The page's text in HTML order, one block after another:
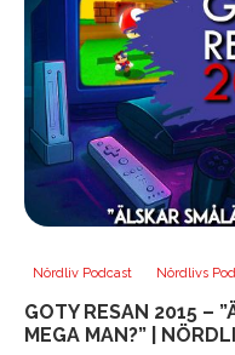
Nördliv Podcast Nördlivs
GOTY RESAN 2015 –
MEGA MAN?” |